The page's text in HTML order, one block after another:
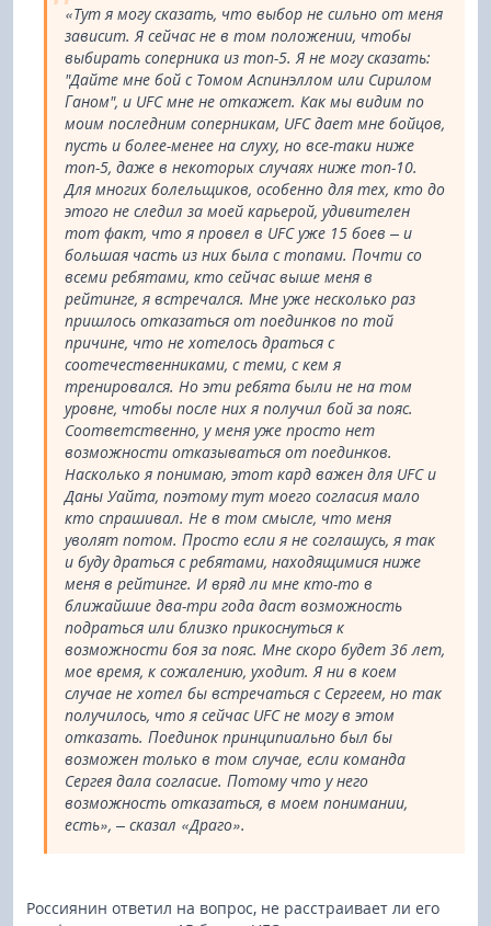
«Тут я могу сказать, что выбор не сильно от меня
зависит. Я сейчас не в том положении, чтобы
выбирать соперника из топ-5. Я не могу сказать:
"Дайте мне бой с Томом Аспинэллом или Сирилом
Ганом", и UFC мне не откажет. Как мы видим по
моим последним соперникам, UFC дает мне бойцов,
пусть и более-менее на слуху, но все-таки ниже
топ-5, даже в некоторых случаях ниже топ-10.
Для многих болельщиков, особенно для тех, кто до
этого не следил за моей карьерой, удивителен
тот факт, что я провел в UFC уже 15 боев – и
большая часть из них была с топами. Почти со
всеми ребятами, кто сейчас выше меня в
рейтинге, я встречался. Мне уже несколько раз
пришлось отказаться от поединков по той
причине, что не хотелось драться с
соотечественниками, с теми, с кем я
тренировался. Но эти ребята были не на том
уровне, чтобы после них я получил бой за пояс.
Соответственно, у меня уже просто нет
возможности отказываться от поединков.
Насколько я понимаю, этот кард важен для UFC и
Даны Уайта, поэтому тут моего согласия мало
кто спрашивал. Не в том смысле, что меня
уволят потом. Просто если я не соглашусь, я так
и буду драться с ребятами, находящимися ниже
меня в рейтинге. И вряд ли мне кто-то в
ближайшие два-три года даст возможность
подраться или близко прикоснуться к
возможности боя за пояс. Мне скоро будет 36 лет,
мое время, к сожалению, уходит. Я ни в коем
случае не хотел бы встречаться с Сергеем, но так
получилось, что я сейчас UFC не могу в этом
отказать. Поединок принципиально был бы
возможен только в том случае, если команда
Сергея дала согласие. Потому что у него
возможность отказаться, в моем понимании,
есть», – сказал «Драго».
Россиянин ответил на вопрос, не расстраивает ли его